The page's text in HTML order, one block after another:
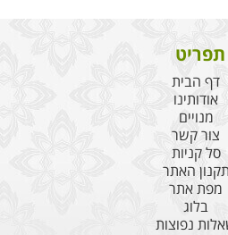
תפריט
דף הבית
אודותינו
מנויים
צור קשר
סל קניות
תקנון האתר
מפת אתר
בלוג
נפוצות